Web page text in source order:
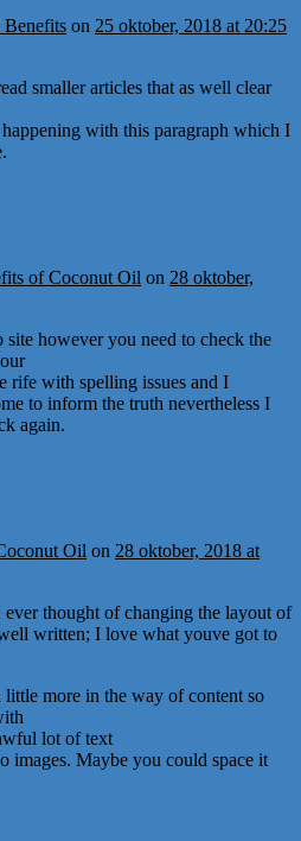
on 25 oktober, 2018 at 20:25
smaller articles that as well clear
with this paragraph which I
of Coconut Oil on 28 oktober,
however you need to check the
rife with spelling issues and I
to inform the truth nevertheless I
again.
Oil on 28 oktober, 2018 at
thought of changing the layout of
written; I love what youve got to
more in the way of content so
lot of text
images. Maybe you could space it